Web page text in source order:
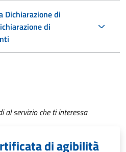
Dichiarazione di
di
al servizio che ti interessa
di agibilità